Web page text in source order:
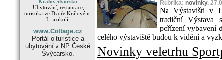
Královédvorsko
Ubytování, restaurace,
turistika ve Dvoře Králové n.
L. a okolí.
www.Cottage.cz
Portál o turistice a
ubytování v NP České
Švýcarsko.
Rubrika: novinky,
Na Výstavišti v
tradiční Výstava
pořízení vybavení
celého výstaviště budou k vidění a
Novinky veletrhu